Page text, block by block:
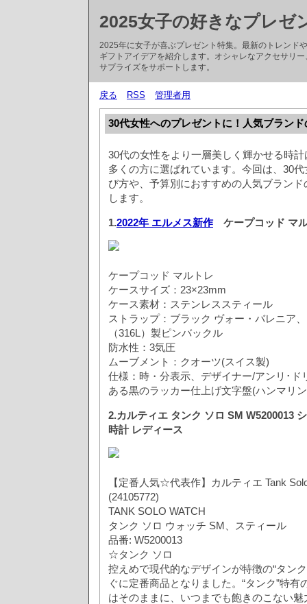
2025女子の好きなプレゼ
2025年に女子が喜ぶプレゼント特集。最新のトレンド
ギフトアイデアを紹介します。オシャレなアクセサリ
サプライズをサポートします。
戻る RSS 管理者用
30代女性へのプレゼントに！人気ブラン
30代の女性をより一層美しく輝かせる時
多くの方に選ばれています。今回は、30
び方や、予算別におすすめの人気ブラン
します。
1.2022年 エルメス新作 ケープコッド マ
ケープコッド マルトレ
ケースサイズ：23×23mm
ケース素材：ステンレススティール
ストラップ：ブラック ヴォー・バレニア
（316L）製ピンバックル
防水性：3気圧
ムーブメント：クオーツ(スイス製)
仕様：時・分表示、デザイナー/アンリ･ド
ある黒のラッカー仕上げ文字盤(ハンマリ
2.カルティエ タンク ソロ SM W5200013
時計 レディース
【定番人気☆代表作】カルティエ Tank
(24105772)
TANK SOLO WATCH
タンク ソロ ウォッチ SM、スティール
品番: W5200013
☆タンク ソロ
控えめで現代的なデザインが特徴の“タン
ぐに定番商品となりました。“タンク”特有
はそのままに、いつまでも飽きのこない